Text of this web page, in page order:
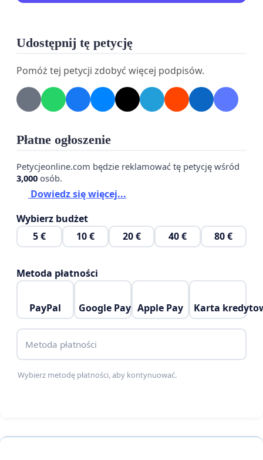
Apelujemy o podjęcie działań mających na celu:
• modernizację oświetlenia,
• stworzenie bezpiecznej strefy dla dzieci,
• uporządkowanie i pielęgnację zieleni,
• poprawę estetyki całego parku.
Wierzymy, że inwestycja w Park im. Jakuba Wagi
będzie inwestycją w jakość życia mieszkańców oraz
pozytywny wizerunek naszego miasta.
Prosimy o poparcie tej inicjatywy swoim podpisem.
Udostępnij tę petycję
Pomóż tej petycji zdobyć więcej podpisów.
Płatne ogłoszenie
Petycjeonline.com będzie reklamować tę petycję wśród
3,000 osób.
Dowiedz się więcej...
Wybierz budżet
5 €
10 € 20 € 40 € 80 €
Metoda płatności
PayPal Google Pay Apple Pay Karta
Metoda płatności
Wybierz metodę płatności, aby kontynuować.